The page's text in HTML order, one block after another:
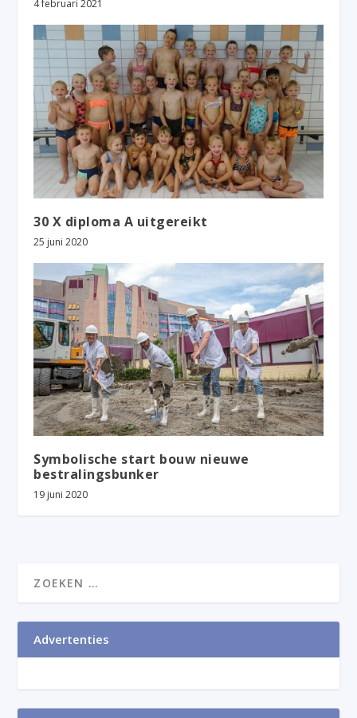
4 februari 2021
30 X diploma A uitgereikt
25 juni 2020
Symbolische start bouw nieuwe
bestralingsbunker
19 juni 2020
Advertenties